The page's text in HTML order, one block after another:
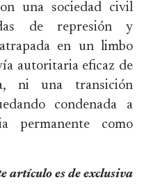
una sociedad civil
de represión y
en un limbo
autoritaria eficaz de
ni una transición
condenada a
permanente como
artículo es de exclusiva